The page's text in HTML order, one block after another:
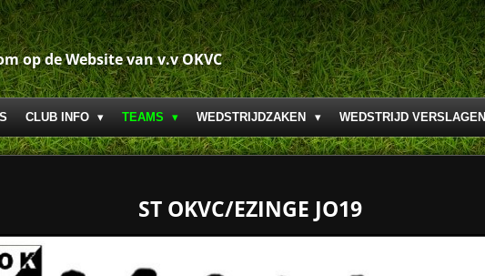
op de Website van v.v OKVC
CLUB INFO TEAMS WEDSTRIJDZAKEN WEDSTRIJD VERSLAGEN
ST OKVC/EZINGE JO19